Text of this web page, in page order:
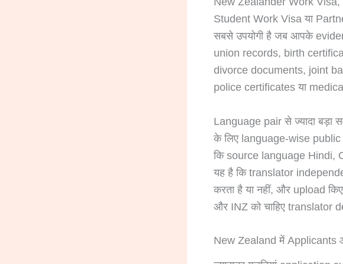
Student Work Visa या
सबसे उपयोगी है जब आपके
union records, birth
divorce documents, joint
police certificates या
Language pair से ज्यादा
के लिए language-wise public
कि source language Hindi,
यह है कि translator
करता है या नहीं, और upload
और INZ को चाहिए translator
New Zealand में Applicants